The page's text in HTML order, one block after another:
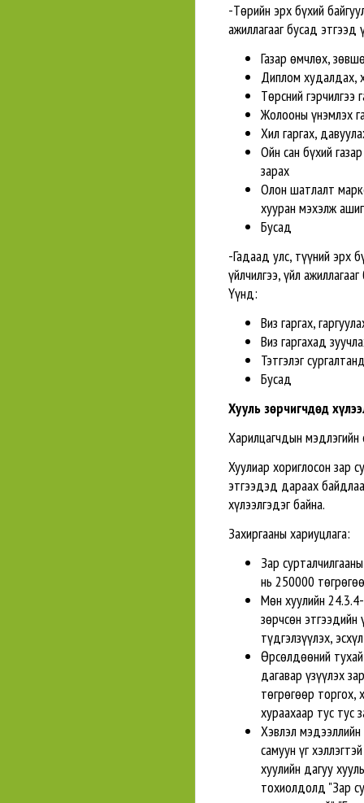
-Төрийн эрх бүхий
ажиллагааг бусад этгээд
Газар өмчлөх,
Диплом худалдах,
Төрсний гэрчилгээ
Жолооны үнэмлэх
Хил гаргах,
Ойн сан бүхий
зарах
Олон шатлалт
хууран мэхэлж
Бусад
-Гадаад улс, түүний эрх
үйлчилгээ, үйл
Үүнд:
Виз гаргах,
Виз гаргахад
Тэтгэлэг
Бусад
Хууль зөрчигчдөд
Харилцагчдын мэдлэгийн
Хуулиар хориглосон зар
этгээдэд дараах
хүлээлгэдэг байна.
Захиргааны хариуцлага:
Зар
нь 250000
Мөн хуулийн
зөрчсөн этгээдийн
түдгэлзүүлэх,
Өрсөлдөөний
дагавар үзүүлэх
төгрөгөөр торгох,
хураахаар тус тус
Хэвлэл мэдээллийн
самуун үг
хуулийн дагуу
тохиолдолд "Зар